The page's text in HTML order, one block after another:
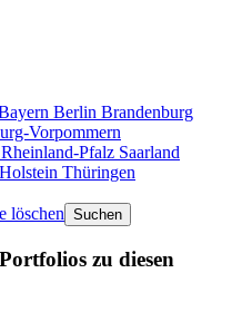
Berlin Brandenburg
Vorpommern
Rheinland-Pfalz Saarland
Thüringen
löschen
zu diesen